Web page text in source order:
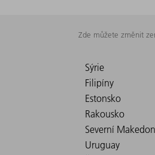
Zde můžete změnit